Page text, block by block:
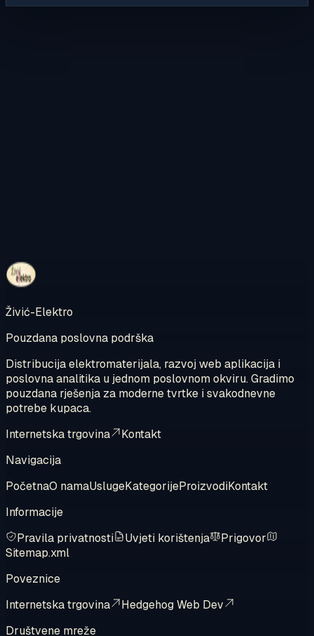
Pregledajte internetsku trgovinu
Živić-Elektro
Pouzdana poslovna podrška
Distribucija elektromaterijala, razvoj web aplikacija i
poslovna analitika u jednom poslovnom okviru. Gradimo
pouzdana rješenja za moderne tvrtke i svakodnevne
potrebe kupaca.
Internetska trgovina
Kontakt
Navigacija
PočetnaO namaUslugeKategorijeProizvodiKontakt
Informacije
Pravila privatnosti
Uvjeti korištenja
Prigovor
Sitemap.xml
Poveznice
Internetska trgovina
Hedgehog Web Dev
Društvene mreže